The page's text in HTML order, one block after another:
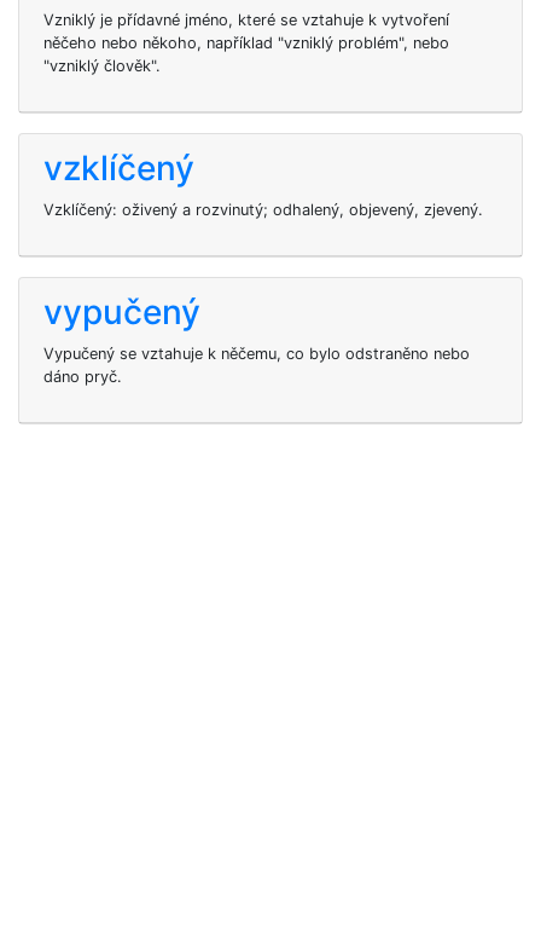
Vzniklý je přídavné jméno, které se vztahuje k vytvoření
něčeho nebo někoho, například "vzniklý problém", nebo
"vzniklý člověk".
vzklíčený
Vzklíčený: oživený a rozvinutý; odhalený, objevený, zjevený.
vypučený
Vypučený se vztahuje k něčemu, co bylo odstraněno nebo
dáno pryč.